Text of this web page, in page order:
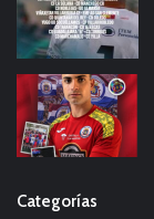
Categorías